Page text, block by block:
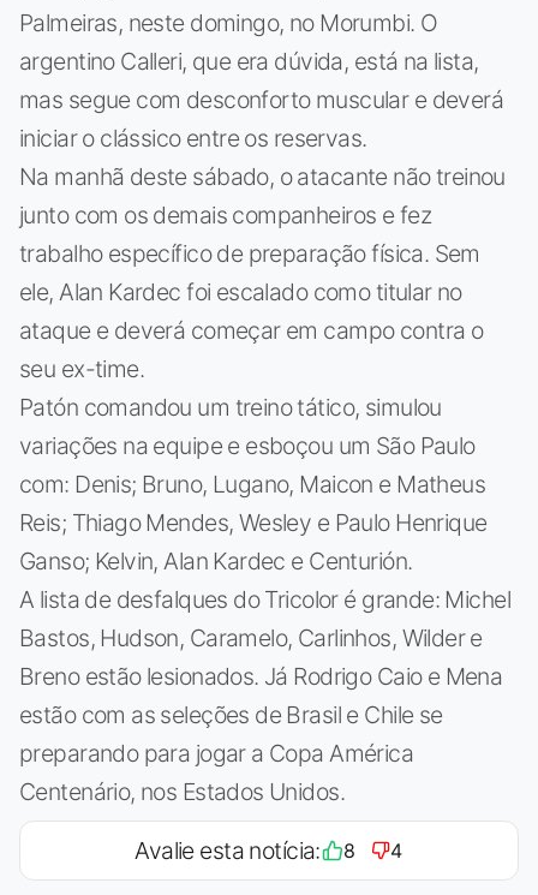
Palmeiras, neste domingo, no Morumbi. O
argentino Calleri, que era dúvida, está na lista,
mas segue com desconforto muscular e deverá
iniciar o clássico entre os reservas.
Na manhã deste sábado, o atacante não treinou
junto com os demais companheiros e fez
trabalho específico de preparação física. Sem
ele, Alan Kardec foi escalado como titular no
ataque e deverá começar em campo contra o
seu ex-time.
Patón comandou um treino tático, simulou
variações na equipe e esboçou um São Paulo
com: Denis; Bruno, Lugano, Maicon e Matheus
Reis; Thiago Mendes, Wesley e Paulo Henrique
Ganso; Kelvin, Alan Kardec e Centurión.
A lista de desfalques do Tricolor é grande: Michel
Bastos, Hudson, Caramelo, Carlinhos, Wilder e
Breno estão lesionados. Já Rodrigo Caio e Mena
estão com as seleções de Brasil e Chile se
preparando para jogar a Copa América
Centenário, nos Estados Unidos.
Avalie esta notícia: 8 4